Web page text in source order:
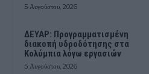
5 Αυγούστου, 2026
ΔΕΥΑΡ: Προγραμματισμένη
διακοπή υδροδότησης στα
Κολύμπια λόγω εργασιών
5 Αυγούστου, 2026